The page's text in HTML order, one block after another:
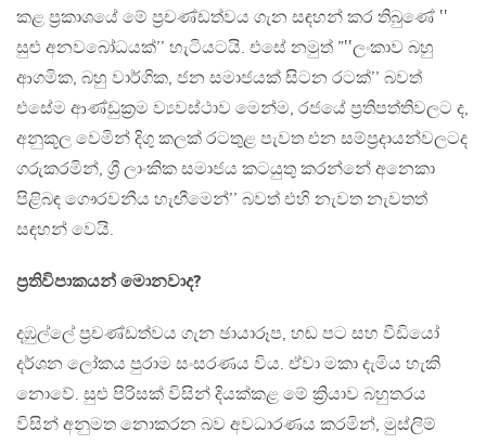
කළ ප්‍රකාශයේ මේ ප්‍රචණ්ඩත්වය ගැන සඳහන් කර තිබුණේ ‛‛
සුළු අනවබෝධයක්’’ හැටියටයි. එසේ නමුත් ”‛‛ලංකාව බහු
ආගමික, බහු වාර්ගික, ජන සමාජයක් සිටන රටක්’’ බවත්
එසේම ආණ්ඩුක්‍රම ව්‍යවස්ථාව මෙන්ම, රජයේ ප්‍රතිපත්තිවලට ද,
අනුකූල වෙමින් දිගු කලක් රටතුළ පැවත එන සම්ප්‍රදායන්වලටද
ගරුකරමින්, ශ්‍රී ලාංකික සමාජය කටයුතු කරන්නේ අනෙකා
පිළිබඳ ගෞරවනීය හැඟීමෙන්’’ බවත් එහි නැවත නැවතත්
සඳහන් වෙයි.
ප්‍රතිවිපාකයන් මොනවාද?
දඹුල්ලේ ප්‍රචණ්ඩත්වය ගැන ඡායාරූප, හඬ පට සහ වීඩියෝ
දර්ශන ලෝකය පුරාම සංසරණය විය. ඒවා මකා දැමිය හැකි
නොවේ. සුළු පිරිසක් විසින් දියක්කළ මේ ක්‍රියාව බහුතරය
විසින් අනුමත නොකරන බව අවධාරණය කරමින්, මුස්ලිම්